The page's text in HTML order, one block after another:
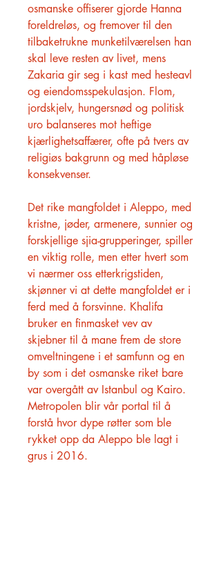
osmanske offiserer gjorde Hanna
foreldreløs, og fremover til den
tilbaketrukne munketilværelsen han
skal leve resten av livet, mens
Zakaria gir seg i kast med hesteavl
og eiendomsspekulasjon. Flom,
jordskjelv, hungersnød og politisk
uro balanseres mot heftige
kjærlighetsaffærer, ofte på tvers av
religiøs bakgrunn og med håpløse
konsekvenser.
Det rike mangfoldet i Aleppo, med
kristne, jøder, armenere, sunnier og
forskjellige sjia-grupperinger, spiller
en viktig rolle, men etter hvert som
vi nærmer oss etterkrigstiden,
skjønner vi at dette mangfoldet er i
ferd med å forsvinne. Khalifa
bruker en finmasket vev av
skjebner til å mane frem de store
omveltningene i et samfunn og en
by som i det osmanske riket bare
var overgått av Istanbul og Kairo.
Metropolen blir vår portal til å
forstå hvor dype røtter som ble
rykket opp da Aleppo ble lagt i
grus i 2016.